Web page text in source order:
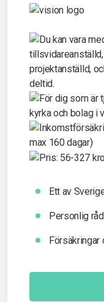
Ett av
Personlig